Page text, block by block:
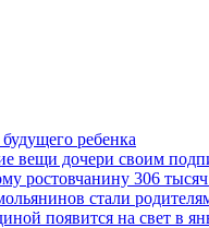
ребенка
вещи дочери своим
ростовчанину 306
стали
появится на свет в